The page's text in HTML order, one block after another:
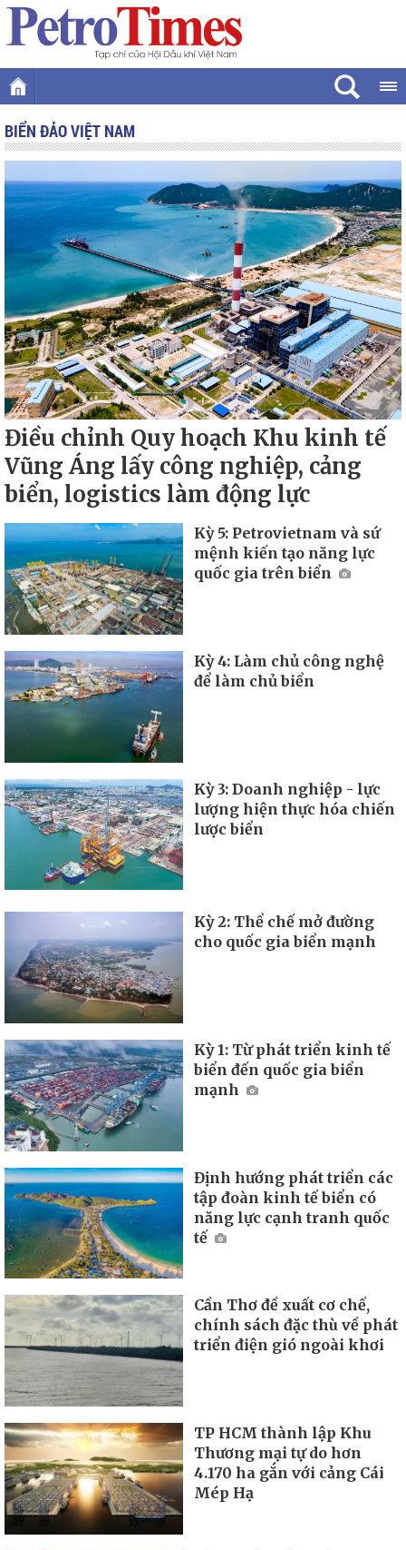
BIỂN ĐẢO VIỆT NAM
Điều chỉnh Quy hoạch Khu kinh tế
Vũng Áng lấy công nghiệp, cảng
biển, logistics làm động lực
Kỳ 5: Petrovietnam và sứ
mệnh kiến tạo năng lực
quốc gia trên biển
Kỳ 4: Làm chủ công nghệ
để làm chủ biển
Kỳ 3: Doanh nghiệp - lực
lượng hiện thực hóa chiến
lược biển
Kỳ 2: Thể chế mở đường
cho quốc gia biển mạnh
Kỳ 1: Từ phát triển kinh tế
biển đến quốc gia biển
mạnh
Định hướng phát triển các
tập đoàn kinh tế biển có
năng lực cạnh tranh quốc
tế
Cần Thơ đề xuất cơ chế,
chính sách đặc thù về phát
triển điện gió ngoài khơi
TP HCM thành lập Khu
Thương mại tự do hơn
4.170 ha gắn với cảng Cái
Mép Hạ